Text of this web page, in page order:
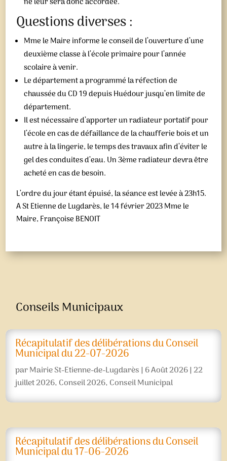
Questions diverses :
Mme le Maire informe le conseil de l’ouverture d’une
deuxième classe à l’école primaire pour l’année
scolaire à venir.
Le département a programmé la réfection de
chaussée du CD 19 depuis Huédour jusqu’en limite de
département.
Il est nécessaire d’apporter un radiateur portatif pour
l’école en cas de défaillance de la chaufferie bois et un
autre à la lingerie, le temps des travaux afin d’éviter le
gel des conduites d’eau. Un 3ème radiateur devra être
acheté en cas de besoin.
L’ordre du jour étant épuisé, la séance est levée à 23h15.
A St Etienne de Lugdarès, le 14 février 2023 Mme le
Maire, Françoise BENOIT
Conseils Municipaux
Récapitulatif des délibérations du Conseil
Municipal du 22-07-2026
parMairie St-Etienne-de-Lugdarès| 6 Août 2026|22
juillet 2026, Conseil 2026, Conseil Municipal
Récapitulatif des délibérations du Conseil
Municipal du 17-06-2026